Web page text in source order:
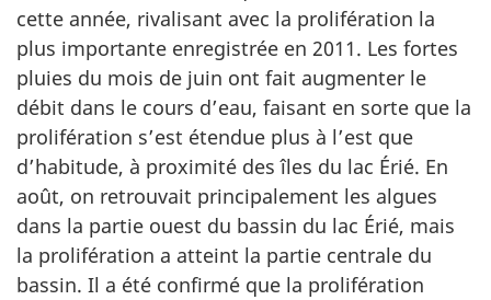
cette année, rivalisant avec la prolifération la
plus importante enregistrée en 2011. Les fortes
pluies du mois de juin ont fait augmenter le
débit dans le cours d’eau, faisant en sorte que la
prolifération s’est étendue plus à l’est que
d’habitude, à proximité des îles du lac Érié. En
août, on retrouvait principalement les algues
dans la partie ouest du bassin du lac Érié, mais
la prolifération a atteint la partie centrale du
bassin. Il a été confirmé que la prolifération